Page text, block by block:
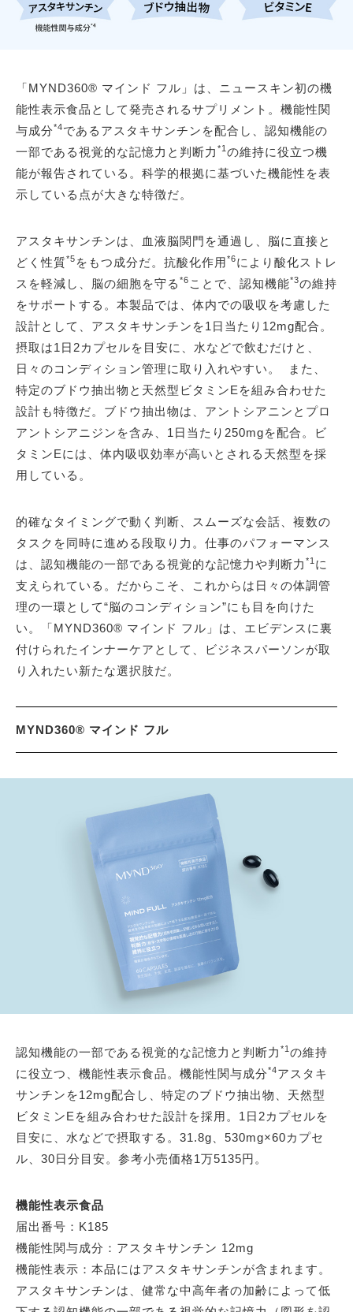
「MYND360® マインド フル」は、ニュースキン初の機
能性表示食品として発売されるサプリメント。機能性関
与成分*4であるアスタキサンチンを配合し、認知機能の
一部である視覚的な記憶力と判断力 *1の維持に役立つ機
能が報告されている。科学的根拠に基づいた機能性を表
示している点が大きな特徴だ。
アスタキサンチンは、血液脳関門を通過し、脳に直接と
どく性質*5 をもつ成分だ。抗酸化作用*6により酸化ストレ
スを軽減し、脳の細胞を守る *6 ことで、認知機能*3の維持
をサポートする。本製品では、体内での吸収を考慮した
設計として、アスタキサンチンを1日当たり12mg配合。
摂取は1日2カプセルを目安に、水などで飲むだけと、
日々のコンディション管理に取り入れやすい。 また、
特定のブドウ抽出物と天然型ビタミンEを組み合わせた
設計も特徴だ。ブドウ抽出物は、アントシアニンとプロ
アントシアニジンを含み、1日当たり250mgを配合。ビ
タミンEには、体内吸収効率が高いとされる天然型を採
用している。
的確なタイミングで動く判断、スムーズな会話、複数の
タスクを同時に進める段取り力。仕事のパフォーマンス
は、認知機能の一部である視覚的な記憶力や判断力 *1に
支えられている。だからこそ、これからは日々の体調管
理の一環として“脳のコンディション”にも目を向けた
い。「MYND360® マインド フル」は、エビデンスに裏
付けられたインナーケアとして、ビジネスパーソンが取
り入れたい新たな選択肢だ。
MYND360® マインド フル
認知機能の一部である視覚的な記憶力と判断力 *1 の維持
に役立つ、機能性表示食品。機能性関与成分*4アスタキ
サンチンを12mg配合し、特定のブドウ抽出物、天然型
ビタミンEを組み合わせた設計を採用。1日2カプセルを
目安に、水などで摂取する。31.8g、530mg×60カプセ
ル、30日分目安。参考小売価格1万5135円。
機能性表示食品
届出番号：K185
機能性関与成分：アスタキサンチン 12mg
機能性表示：本品にはアスタキサンチンが含まれます。
アスタキサンチンは、健常な中高年者の加齢によって低